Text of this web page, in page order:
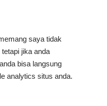
saya tidak
jika anda
bisa langsung
analytics situs anda.